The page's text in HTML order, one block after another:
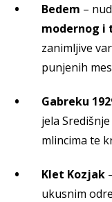
Bedem –
modernog i
zanimljive
punjenih
Gabreku
jela
mlincima te
Klet Kozjak
ukusnim